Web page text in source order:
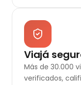
Viajá
Más de 30.000
verificados,